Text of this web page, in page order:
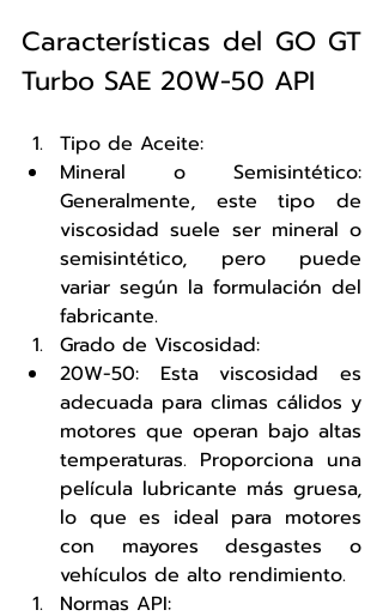
Características del GO GT
Turbo SAE 20W-50 API
Tipo de Aceite:
Mineral o Semisintético:
Generalmente, este tipo de
viscosidad suele ser mineral o
semisintético, pero puede
variar según la formulación del
fabricante.
Grado de Viscosidad:
20W-50: Esta viscosidad es
adecuada para climas cálidos y
motores que operan bajo altas
temperaturas. Proporciona una
película lubricante más gruesa,
lo que es ideal para motores
con mayores desgastes o
vehículos de alto rendimiento.
Normas API: